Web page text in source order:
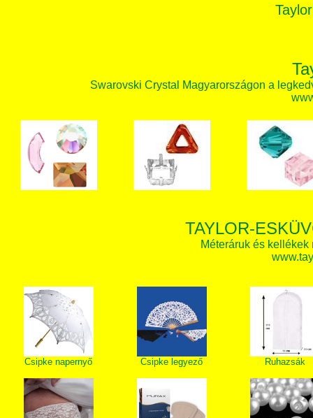
Swarovski Crystal Magyarországon a
TAYLOR-
Méteráruk és
Csipke napernyő Csipke legyező Ruhazsák